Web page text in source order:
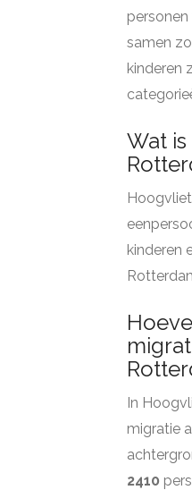
samen
kinderen
Wat
kinderen
In
migratie
2410